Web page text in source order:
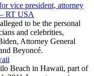
vice president, attorney
RT USA
to be the personal
and celebrities,
Attorney General
Beyoncé.
Beach in Hawaii, part of